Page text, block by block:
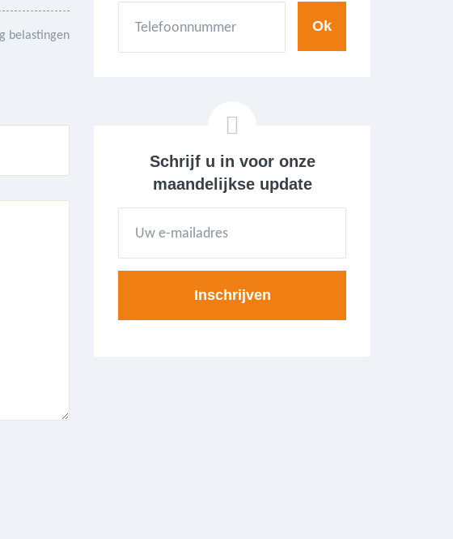
belastingen
Schrijf u in voor onze
maandelijkse update